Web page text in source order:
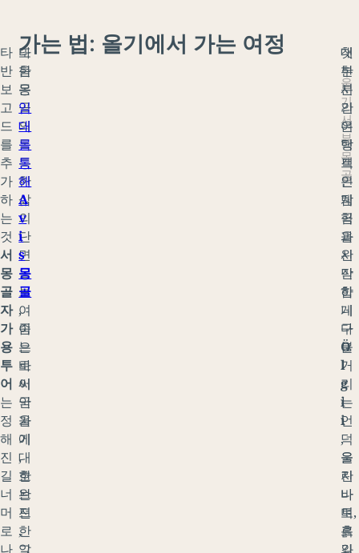
타
반
보
고
드
를
추
가
하
는
것
서
몽
골
자
가
용
투
어
는
정
해
진
길
너
머
로
나
또
한
몽
골
의
독
특
한
삶
의
단
면
을
보
여
줌
으
로
써
국
가
에
대
한
완
전
한
그
다
음
은
임
대
를
통
해
A
v
i
s
몽
골
,
이
는
바
이
안
울
기
,
호
브
드
,
알
가는 법: 올기에서 가는 여정
대
부
분
의
여
행
객
은
탐
험
을
시
작
합
니
다
Ö
l
g
i
i
,
울
란
바
토
르
와
울
기
서
부
몽
골
첫
한
시
간
은
탁
트
인
계
곡
과
완
만
하
게
구
불
거
리
는
언
덕
을
지
나
며,
흙
길